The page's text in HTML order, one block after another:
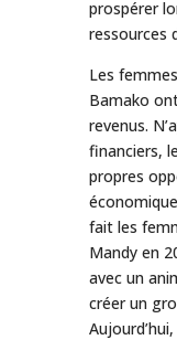
prospérer
ressources
Les
Bamako
revenus.
financiers,
propres
fait les
Mandy en
avec un
créer un